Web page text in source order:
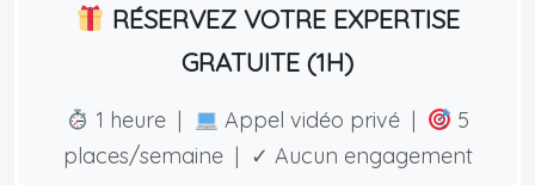
RÉSERVEZ VOTRE EXPERTISE
GRATUITE (1H)
1 heure | Appel vidéo privé |
5
places/semaine | ✓ Aucun engagement